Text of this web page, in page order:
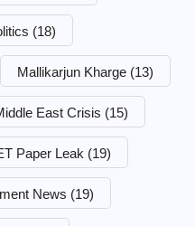
(18)
Mallikarjun Kharge (13)
East Crisis (15)
Paper Leak (19)
News (19)